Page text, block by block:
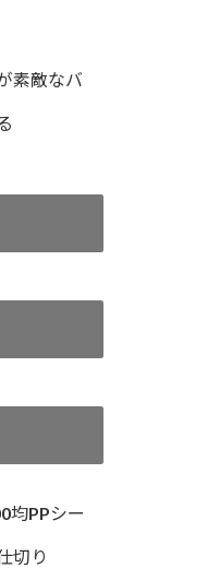
素敵なバ
均PPシー
切り